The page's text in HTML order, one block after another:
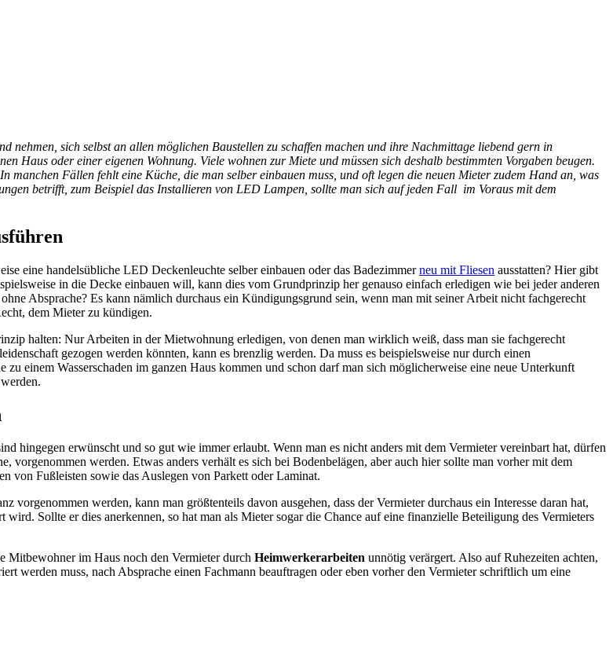
nehmen, sich selbst an allen möglichen Baustellen zu schaffen machen und ihre Nachmittage liebend gern in
Haus oder einer eigenen Wohnung. Viele wohnen zur Miete und müssen sich deshalb bestimmten Vorgaben beugen.
manchen Fällen fehlt eine Küche, die man selber einbauen muss, und oft legen die neuen Mieter zudem Hand an, was
betrifft, zum Beispiel das Installieren von LED Lampen, sollte man sich auf jeden Fall im Voraus mit dem
eine handelsübliche LED Deckenleuchte selber einbauen oder das Badezimmerneu mit Fliesen ausstatten? Hier gibt
in die Decke einbauen will, kann dies vom Grundprinzip her genauso einfach erledigen wie bei jeder anderen
Absprache? Es kann nämlich durchaus ein Kündigungsgrund sein, wenn man mit seiner Arbeit nicht fachgerecht
dem Mieter zu kündigen.
halten: Nur Arbeiten in der Mietwohnung erledigen, von denen man wirklich weiß, dass man sie fachgerecht
gezogen werden könnten, kann es brenzlig werden. Da muss es beispielsweise nur durch einen
einem Wasserschaden im ganzen Haus kommen und schon darf man sich möglicherweise eine neue Unterkunft
hingegen erwünscht und so gut wie immer erlaubt. Wenn man es nicht anders mit dem Vermieter vereinbart hat, dürfen
werden. Etwas anders verhält es sich bei Bodenbelägen, aber auch hier sollte man vorher mit dem
von Fußleisten sowie das Auslegen von Parkett oder Laminat.
vorgenommen werden, kann man größtenteils davon ausgehen, dass der Vermieter durchaus ein Interesse daran hat,
Sollte er dies anerkennen, so hat man als Mieter sogar die Chance auf eine finanzielle Beteiligung des Vermieters
Mitbewohner im Haus noch den Vermieter durch Heimwerkerarbeiten unnötig verärgert. Also auf Ruhezeiten achten,
werden muss, nach Absprache einen Fachmann beauftragen oder eben vorher den Vermieter schriftlich um eine